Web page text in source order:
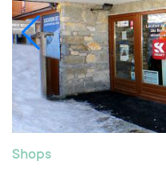
Shops